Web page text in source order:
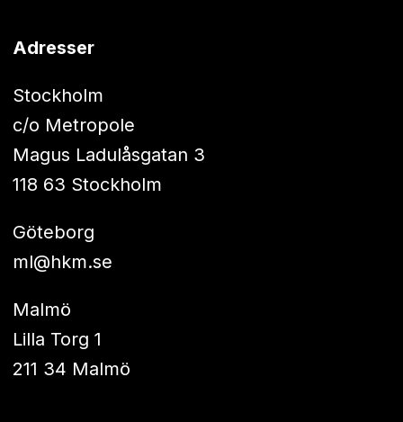
Adresser
Stockholm
c/o Metropole
Magus Ladulåsgatan 3
118 63 Stockholm
Göteborg
ml@hkm.se
Malmö
Lilla Torg 1
211 34 Malmö